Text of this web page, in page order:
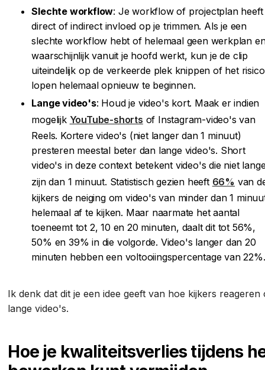
Slechte workflow: Je workflow of projectplan heeft
direct of indirect invloed op je trimmen. Als je een
slechte workflow hebt of helemaal geen werkplan
waarschijnlijk vanuit je hoofd werkt, kun je de clip
uiteindelijk op de verkeerde plek knippen of het risico
lopen helemaal opnieuw te beginnen.
Lange video's: Houd je video's kort. Maak er indien
mogelijk YouTube-shorts of Instagram-video's van
Reels. Kortere video's (niet langer dan 1 minuut)
presteren meestal beter dan lange video's. Short
video's in deze context betekent video's die niet
zijn dan 1 minuut. Statistisch gezien heeft 66% van
kijkers de neiging om video's van minder dan 1
helemaal af te kijken. Maar naarmate het aantal
toeneemt tot 2, 10 en 20 minuten, daalt dit tot 56%,
50% en 39% in die volgorde. Video's langer dan 20
minuten hebben een voltooiingspercentage van
Ik denk dat dit je een idee geeft van hoe kijkers reageren
lange video's.
Hoe je kwaliteitsverlies tijdens